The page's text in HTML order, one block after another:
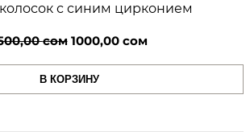
с синим цирконием
сом Первоначальная
цена
составляла
1000,00 сомТекущая
цена:
В КОРЗИНУ